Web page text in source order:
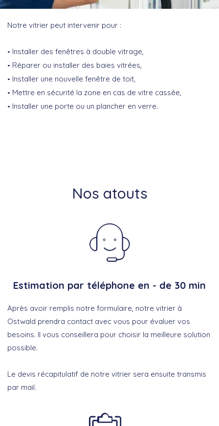
Notre vitrier peut intervenir pour :
Installer des fenêtres à double vitrage,
Réparer ou installer des baies vitrées,
Installer une nouvelle fenêtre de toit,
Mettre en sécurité la zone en cas de vitre cassée,
Installer une porte ou un plancher en verre.
Nos atouts
Estimation par téléphone en - de 30 min
Après avoir remplis notre formulaire, notre vitrier à
Ostwald prendra contact avec vous pour évaluer vos
besoins. Il vous conseillera pour choisir la meilleure solution
possible.
Le devis récapitulatif de notre vitrier sera ensuite transmis
par mail.